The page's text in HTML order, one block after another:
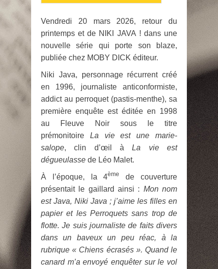
Vendredi 20 mars 2026, retour du
printemps et de NIKI JAVA ! dans une
nouvelle série qui porte son blaze,
publiée chez MOBY DICK éditeur.
Niki Java, personnage récurrent créé
en 1996, journaliste anticonformiste,
addict au perroquet (pastis-menthe), sa
première enquête est éditée en 1998
au Fleuve Noir sous le titre
prémonitoire La vie est une marie-
salope, clin d’œil àLa vie est
dégueulasse de Léo Malet.
À l’époque, la 4ème
de couverture
présentait le gaillard ainsi : Mon nom
est Java, Niki Java ; j’aime les filles en
papier et les Perroquets sans trop de
flotte. Je suis journaliste de faits divers
dans un baveux un peu réac, à la
rubrique « Chiens écrasés ». Quand le
canard m’a envoyé enquêter sur le vol